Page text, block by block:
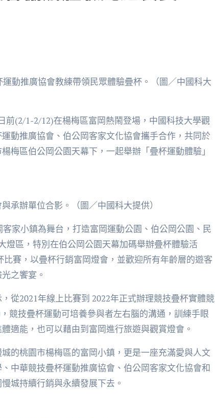
動推廣協會教練帶領民眾體驗疊杯。（圖／中國科大
前(2/1-2/12)在楊梅區富岡熱鬧登場，中國科技大學觀
動推廣協會、伯公岡客家文化協會攜手合作，共同於
梅區伯公岡公園天幕下，一起舉辦「疊杯運動體驗」
承辦單位合影。（圖／中國科大提供）
家小鎮為舞台，打造富岡運動公園、伯公岡公園、民
燈區，特別在伯公岡公園天幕加碼舉辦疊杯體驗活
賽，以疊杯行銷富岡燈會，並歡迎所有年齡層的遊客
之饗宴。
從2021年線上比賽到 2022年正式辦理競技疊杯實體競
競技疊杯運動可培養參與者左右腦的溝通，訓練手眼
適能，也可以藉由到富岡進行旅遊與觀賞燈會。
的桃園市楊梅區的富岡小鎮，更是一座充滿愛與人文
中華競技疊杯運動推廣協會、伯公岡客家文化協會和
城持續行銷與永續發展下去。